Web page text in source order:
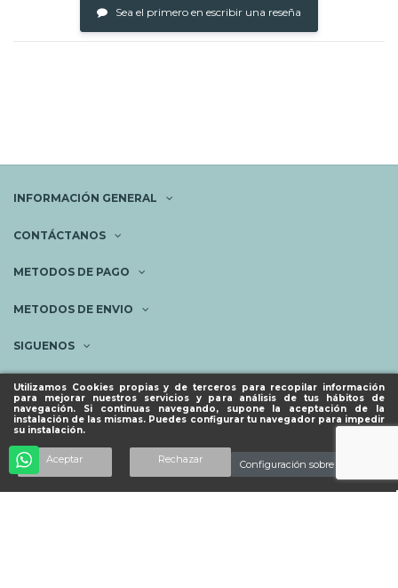
Utilizamos Cookies propias y de terceros para recopilar información
para mejorar nuestros servicios y para análisis de tus hábitos de
navegación. Si continuas navegando, supone la aceptación de la
instalación de las mismas. Puedes configurar tu navegador para impedir
su instalación.
Aceptar Rechazar Configuración sobre cookies
Añadir al carrito
Sea el primero en escribir una reseña
INFORMACIÓN GENERAL
CONTÁCTANOS
METODOS DE PAGO
METODOS DE ENVIO
SIGUENOS
NEWSLETTER